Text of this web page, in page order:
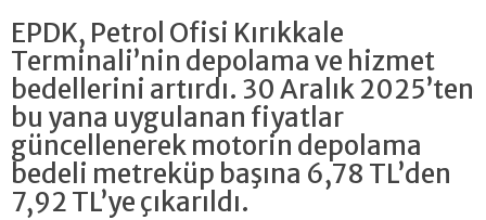
EPDK, Petrol Ofisi Kırıkkale
Terminali’nin depolama ve hizmet
bedellerini artırdı. 30 Aralık 2025’ten
bu yana uygulanan fiyatlar
güncellenerek motorin depolama
bedeli metreküp başına 6,78 TL’den
7,92 TL’ye çıkarıldı.